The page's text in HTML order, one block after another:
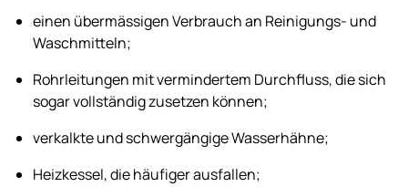
einen übermässigen Verbrauch an Reinigungs- und
Waschmitteln;
Rohrleitungen mit vermindertem Durchfluss, die sich
sogar vollständig zusetzen können;
verkalkte und schwergängige Wasserhähne;
Heizkessel, die häufiger ausfallen;